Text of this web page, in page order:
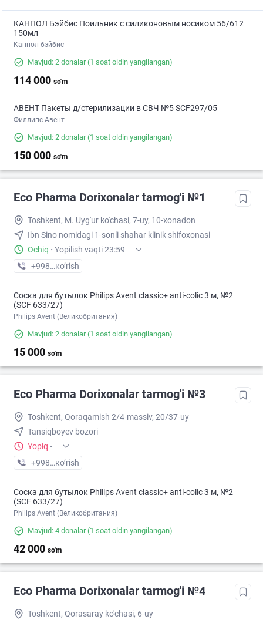
КАНПОЛ Бэйбис Поильник с силиконовым носиком 56/612
150мл
Канпол бэйбис
Mavjud: 2 donalar(1 soat oldin yangilangan)
114 000 so'm
АВЕНТ Пакеты д/стерилизации в СВЧ №5 SCF297/05
Филлипс Авент
Mavjud: 2 donalar(1 soat oldin yangilangan)
150 000 so'm
Eco Pharma Dorixonalar tarmog'i №1
Toshkent, M. Uyg'ur ko'chasi, 7-uy, 10-xonadon
Ibn Sino nomidagi 1-sonli shahar klinik shifoxonasi
Ochiq · Yopilish vaqti 23:59
+998 (71) XXX-XX-XX
кo’rish
Соска для бутылок Philips Avent classic+ anti-colic 3 м, №2
(SCF 633/27)
Philips Avent (Великобритания)
Mavjud: 2 donalar(1 soat oldin yangilangan)
15 000 so'm
Eco Pharma Dorixonalar tarmog'i №3
Toshkent, Qoraqamish 2/4-massiv, 20/37-uy
Tansiqboyev bozori
Yopiq ·
+998 (99) XXX-XX-XX
кo’rish
Соска для бутылок Philips Avent classic+ anti-colic 3 м, №2
(SCF 633/27)
Philips Avent (Великобритания)
Mavjud: 4 donalar(1 soat oldin yangilangan)
42 000 so'm
Eco Pharma Dorixonalar tarmog'i №4
Toshkent, Qorasaray ko'chasi, 6-uy